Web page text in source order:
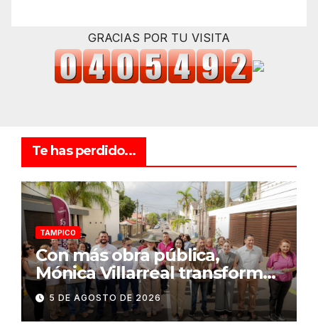
GRACIAS POR TU VISITA
Te has perdido...
TAMPICO
Con más obra pública,
Mónica Villarreal transforma
la infraestructura vial de
Tampico
5 DE AGOSTO DE 2026